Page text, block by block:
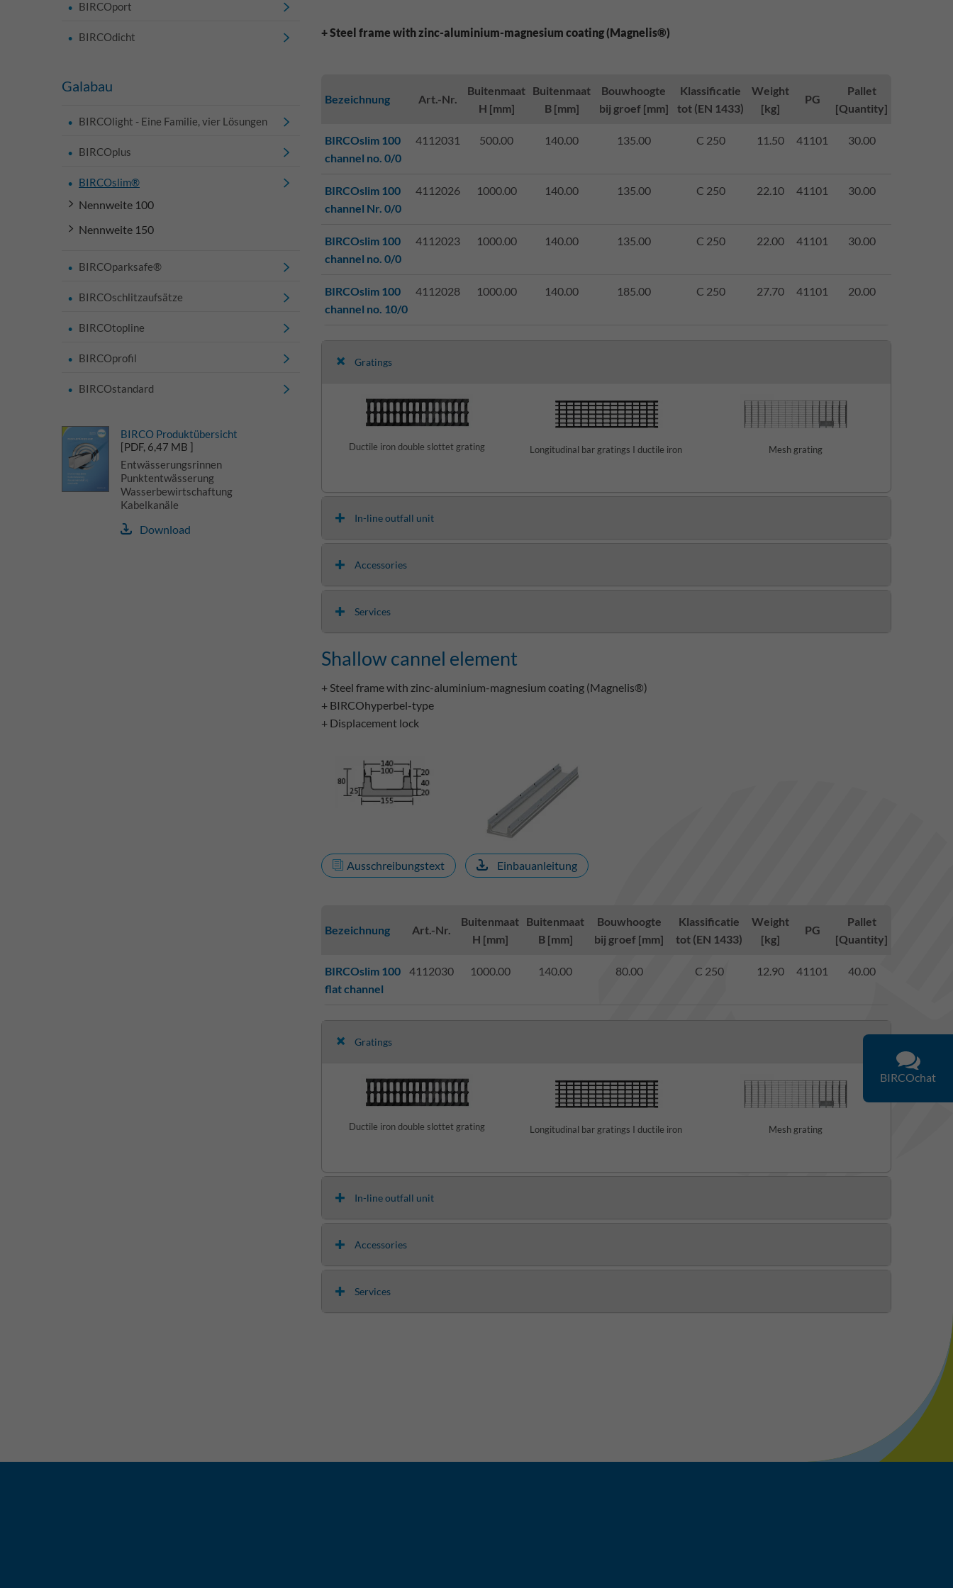
BIRCOport
BIRCOdicht
Galabau
BIRCOlight - Eine Familie, vier Lösungen
BIRCOplus
BIRCOslim®
Nennweite 100
Nennweite 150
BIRCOparksafe®
BIRCOschlitzaufsätze
BIRCOtopline
BIRCOprofil
BIRCOstandard
+ Steel frame with zinc-aluminium-magnesium coating (Magnelis®)
Bezeichnung Art.-Nr.
Buitenmaat
H [mm]
Buitenmaat
B [mm]
Bouwhoogte
bij groef [mm]
Klassificatie
tot (EN 1433)
Weight
[kg]
PG
Pallet
[Quantity]
BIRCOslim 100
channel no. 0/0
4112031 500.00 140.00 135.00 C 250 11.50 41101 30.00
BIRCOslim 100
channel Nr. 0/0
4112026 1000.00 140.00 135.00 C 250 22.10 41101 30.00
BIRCOslim 100
channel no. 0/0
4112023 1000.00 140.00 135.00 C 250 22.00 41101 30.00
BIRCOslim 100
channel no. 10/0
4112028 1000.00 140.00 185.00 C 250 27.70 41101 20.00
Gratings
Ductile iron double slottet grating Longitudinal bar gratings I ductile iron Mesh grating
In-line outfall unit
Accessories
Services
Shallow cannel element
+ Steel frame with zinc-aluminium-magnesium coating (Magnelis®)
+ BIRCOhyperbel-type
+ Displacement lock
Ausschreibungstext Einbauanleitung
Bezeichnung Art.-Nr.
Buitenmaat
H [mm]
Buitenmaat
B [mm]
Bouwhoogte
bij groef [mm]
Klassificatie
tot (EN 1433)
Weight
[kg]
PG
Pallet
[Quantity]
BIRCOslim 100
flat channel
4112030 1000.00 140.00 80.00 C 250 12.90 41101 40.00
Gratings
Ductile iron double slottet grating Longitudinal bar gratings I ductile iron Mesh grating
In-line outfall unit
Accessories
Services
BIRCO Produktübersicht
[PDF, 6,47 MB ]
Entwässerungsrinnen
Punktentwässerung
Wasserbewirtschaftung
Kabelkanäle
Download
BIRCOchat